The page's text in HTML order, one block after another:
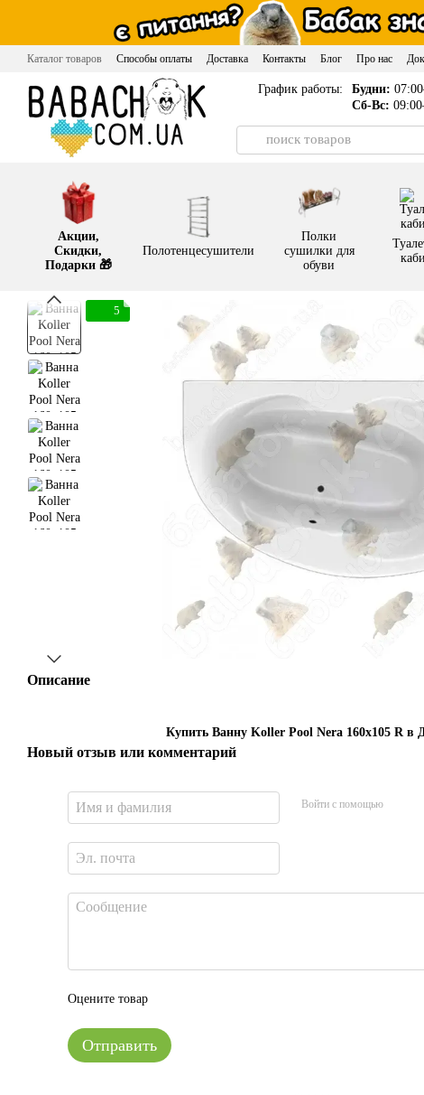
Перейти к основному контенту
Каталог товаров Способы оплаты Доставка Контакты Блог Про нас
График работы: Будни:
Сб-Вс:
Акции,
Скидки,
Подарки 🎁
Полотенцесушители
Полки
сушилки для
обуви
5
Описание
Купить Ванну Koller Pool Nera 160x105 R в
Новый отзыв или комментарий
Войти с помощью
Оцените товар
Отправить